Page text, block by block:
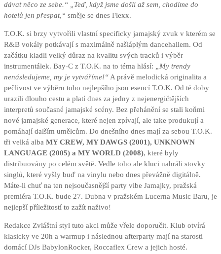
dávat něco ze sebe.“ „Teď, když jsme došli až sem, chodíme do
hotelů jen přespat,“ směje se dnes Flexx.
T.O.K. si brzy vytvořili vlastní specificky jamajský zvuk v kterém se
R&B vokály potkávají s maximálně našláplým dancehallem. Od
začátku kladli velký důraz na kvalitu svých tracků i výběr
instrumentálek. Bay-C z T.O.K. na to téma hlásí:
„My trendy
nenásledujeme, my je vytváříme!“ A právě melodická originalita a
pečlivost ve výběru toho nejlepšího jsou esencí T.O.K. Od té doby
urazili dlouho cestu a platí dnes za jedny z nejenergičtějších
interpretů současné jamajské scény. Bez přehánění se stali koňmi
nové jamajské generace, které nejen zpívají, ale take produkují a
pomáhají dalším umělcům. Do dnešního dnes mají za sebou T.O.K.
tři velká alba MY CREW, MY DAWGS (2001), UNKNOWN
LANGUAGE (2005) a MY WORLD (2008), které byly
distribuovány po celém světě. Vedle toho ale kluci nahráli stovky
singlů, které vyšly buď na vinylu nebo dnes převážně digitálně.
Máte-li chuť na ten nejsoučasnější party vibe Jamajky, pražská
premiéra T.O.K. bude 27. Dubna v pražském Lucerna Music Baru, je
nejlepší příležitostí to zažít naživo!
Redakce Zvláštní styl tuto akci může vřele doporučit. Klub otvírá
klasicky ve 20h a warmup i následnou afterparty mají na starosti
domácí DJs BabylonRocker, Roccaflex Crew a jejich hosté.